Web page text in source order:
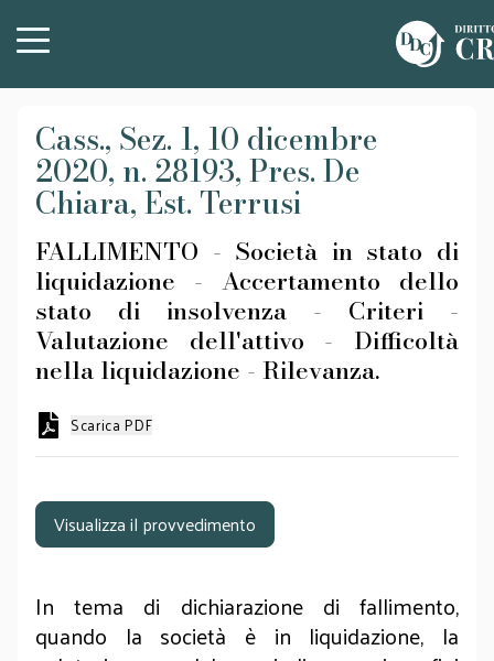
Cass., Sez. 1, 10 dicembre
2020, n. 28193, Pres. De
Chiara, Est. Terrusi
FALLIMENTO - Società in stato di
liquidazione - Accertamento dello
stato di insolvenza - Criteri -
Valutazione dell'attivo - Difficoltà
nella liquidazione - Rilevanza.
Scarica PDF
Visualizza il provvedimento
In tema di dichiarazione di fallimento,
quando la società è in liquidazione, la